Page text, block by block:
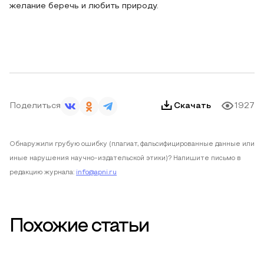
желание беречь и любить природу.
Поделиться Скачать 1927
Обнаружили грубую ошибку (плагиат, фальсифицированные данные или
иные нарушения научно-издательской этики)? Напишите письмо в
редакцию журнала: info@apni.ru
Похожие статьи